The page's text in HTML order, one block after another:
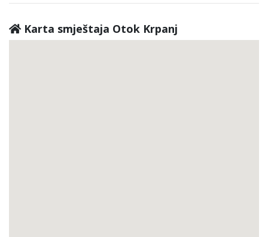
Karta smještaja Otok Krpanj